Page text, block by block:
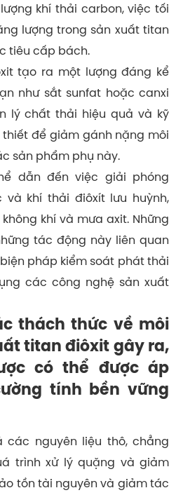
khí thải carbon, việc tối
lượng trong sản xuất titan
tiêu cấp bách.
tạo ra một lượng đáng kể
như sắt sunfat hoặc canxi
lý chất thải hiệu quả và kỹ
để giảm gánh nặng môi
sản phẩm phụ này.
dẫn đến việc giải phóng
và khí thải điôxít lưu huỳnh,
khí và mưa axit. Những
tác động này liên quan
pháp kiểm soát phát thải
các công nghệ sản xuất
thách thức về môi
titan điôxit gây ra,
có thể được áp
tính bền vững
các nguyên liệu thô, chẳng
trình xử lý quặng và giảm
tồn tài nguyên và giảm tác